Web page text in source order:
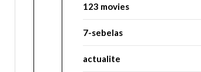
123 movies
7-sebelas
actualite